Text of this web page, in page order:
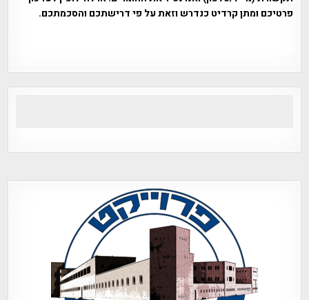
פרטיכם ומתן קרדיט כנדרש וזאת על פי דרישתכם והסכמתכם.